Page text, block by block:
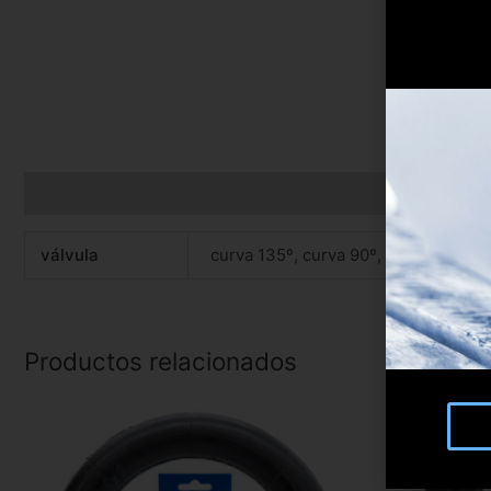
válvula curva 135º, curva 90º, recta
Productos relacionados